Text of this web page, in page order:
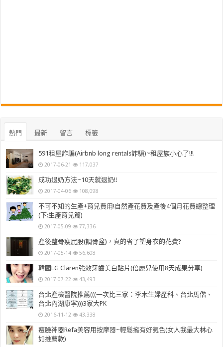
熱門 最新 留言 標籤
591租屋詐騙(Airbnb long rentals詐騙)~租屋族小心了!!!
2017-06-21 117,037
成功退奶方法~10天就退奶!!
2017-04-06 108,098
不可不知的生產+育兒費用!自然產花費及產後4個月花費總整理
(下:生產育兒篇)
2017-05-09 77,336
產後整骨瘦屁股(調骨盆)，真的省了塑身衣的花費?
2017-05-14 56,608
韓國LG Claren強效牙齒美白貼片(倍麗兒使用8天成果分享)
2017-07-22 43,493
台北產檢醫院推薦(((一次比三家：李木生婦產科、台北馬偕、
台北內湖康寧)))3家大PK
2016-11-12 43,338
瘦臉神器Refa美容用按摩器~輕鬆擁有好氣色(女人我最大林心
如推薦款)